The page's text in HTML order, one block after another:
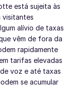
está sujeita às
visitantes
alívio de taxas
vêm de fora da
rapidamente
tarifas elevadas
voz e até taxas
se acumular